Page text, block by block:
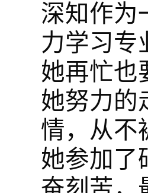
深知作为
力学习专
她再忙也
她努力的
情，从不
她参加了